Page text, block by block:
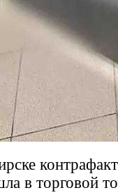
в торговой